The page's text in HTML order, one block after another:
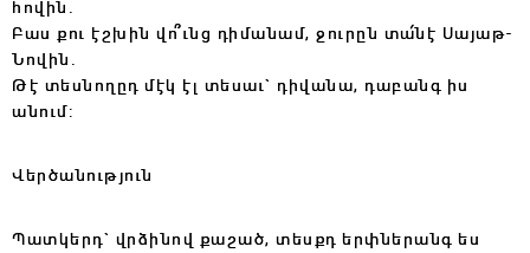
հովին.
Բաս քու էշխին վո՞ւնց դիմանամ, ջուրըն տա՛նէ Սայաթ-
Նովին.
Թէ տեսնողըդ մէկ էլ տեսաւ` դիվանա, դաբանգ իս
անում:
Վերծանություն
Պատկերդ` վրձինով քաշած, տեսքդ երփներանգ ես